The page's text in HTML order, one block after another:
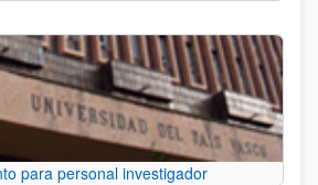
para personal investigador